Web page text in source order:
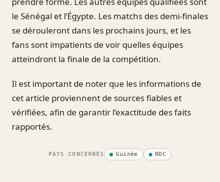
le Sénégal et l’Égypte. Les matchs des demi-finales
se dérouleront dans les prochains jours, et les
fans sont impatients de voir quelles équipes
atteindront la finale de la compétition.
Il est important de noter que les informations de
cet article proviennent de sources fiables et
vérifiées, afin de garantir l’exactitude des faits
rapportés.
PAYS CONCERNÉS Guinée RDC